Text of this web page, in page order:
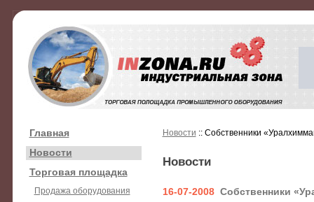
Главная
Новости
Торговая площадка
Продажа оборудования
Новости :: Собственники
Новости
16-07-2008 Собственники